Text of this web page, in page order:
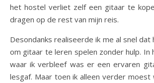
het hostel verliet zelf een gitaar te
dragen op de rest van mijn reis.
Desondanks realiseerde ik me al snel
om gitaar te leren spelen zonder hulp.
waar ik verbleef was er een ervaren
lesgaf. Maar toen ik alleen verder moest